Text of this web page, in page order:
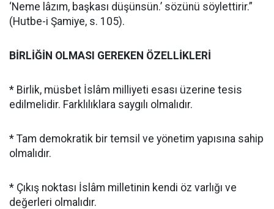
‘Neme lâzım, başkası düşünsün.’ sözünü söylettirir.”
(Hutbe-i Şamiye, s. 105).
BİRLİĞİN OLMASI GEREKEN ÖZELLİKLERİ
* Birlik, müsbet İslâm milliyeti esası üzerine tesis
edilmelidir. Farklılıklara saygılı olmalıdır.
* Tam demokratik bir temsil ve yönetim yapısına sahip
olmalıdır.
* Çıkış noktası İslâm milletinin kendi öz varlığı ve
değerleri olmalıdır.